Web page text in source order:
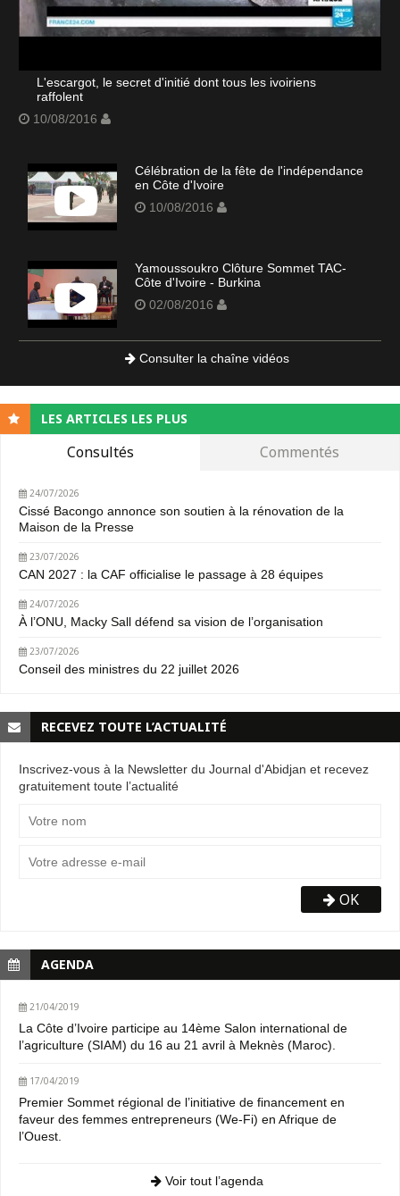
L'escargot, le secret d'initié dont tous les ivoiriens
raffolent
10/08/2016
Célébration de la fête de l'indépendance
en Côte d'Ivoire
10/08/2016
Yamoussoukro Clôture Sommet TAC-
Côte d'Ivoire - Burkina
02/08/2016
Consulter la chaîne vidéos
LES ARTICLES LES PLUS
Consultés Commentés
24/07/2026
Cissé Bacongo annonce son soutien à la rénovation de la
Maison de la Presse
23/07/2026
CAN 2027 : la CAF officialise le passage à 28 équipes
24/07/2026
À l’ONU, Macky Sall défend sa vision de l’organisation
23/07/2026
Conseil des ministres du 22 juillet 2026
RECEVEZ TOUTE L’ACTUALITÉ
Inscrivez-vous à la Newsletter du Journal d'Abidjan et recevez
gratuitement toute l’actualité
OK
AGENDA
21/04/2019
La Côte d’Ivoire participe au 14ème Salon international de
l’agriculture (SIAM) du 16 au 21 avril à Meknès (Maroc).
17/04/2019
Premier Sommet régional de l’initiative de financement en
faveur des femmes entrepreneurs (We-Fi) en Afrique de
l’Ouest.
Voir tout l’agenda